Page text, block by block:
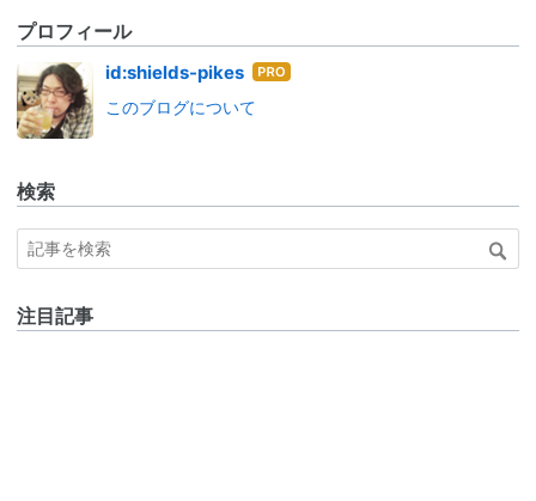
プロフィール
id:shields-pikes はて
このブログについて
検索
注目記事